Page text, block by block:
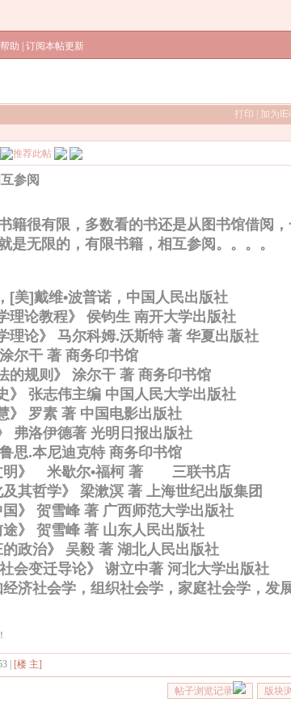
帮助 订阅本帖更新
打印 | 加为IE
参阅
籍很有限，多数看的书还是从图书馆借阅
是无限的，有限书籍，相互参阅。。。。
[美]戴维•波普诺，中国人民出版社
理论教程》 侯钧生 南开大学出版社
理论》 马尔科姆.沃斯特 著 华夏出版社
尔干 著 商务印书馆
的规则》 涂尔干 著 商务印书馆
》 张志伟主编 中国人民大学出版社
》 罗素 著 中国电影出版社
弗洛伊德著 光明日报出版社
思.本尼迪克特 商务印书馆
明》 米歇尔•福柯 著 三联书店
其哲学》 梁漱溟 著 上海世纪出版集团
》 贺雪峰 著 广西师范大学出版社
》 贺雪峰 著 山东人民出版社
政治》 吴毅 著 湖北人民出版社
会变迁导论》 谢立中著 河北大学出版社
济社会学，组织社会学，家庭社会学，发
| [楼 主]
帖子浏览记录 版块